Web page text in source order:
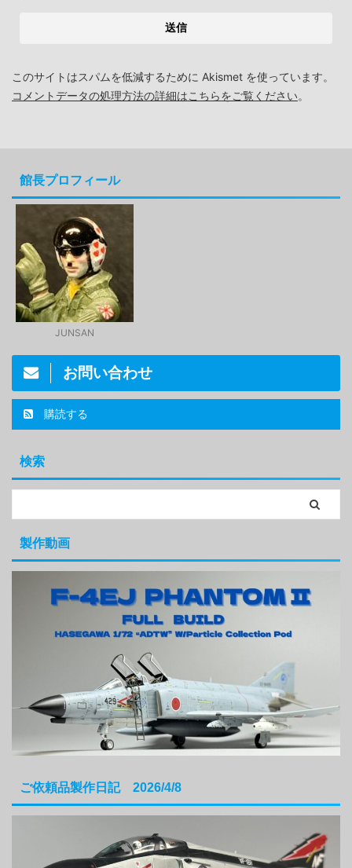
このサイトはスパムを低減するために Akismet を使っています。
コメントデータの処理方法の詳細はこちらをご覧ください。
館長プロフィール
JUNSAN
お問い合わせ
購読する
検索
製作動画
ご依頼品製作日記 2026/4/8